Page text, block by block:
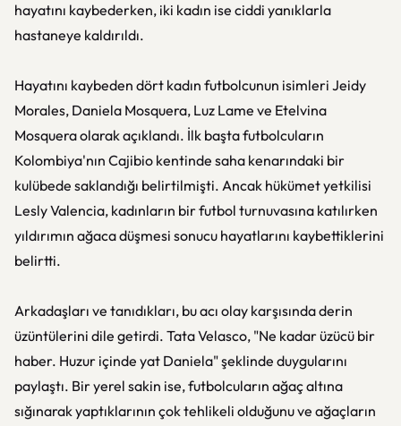
hayatını kaybederken, iki kadın ise ciddi yanıklarla
hastaneye kaldırıldı.
Hayatını kaybeden dört kadın futbolcunun isimleri Jeidy
Morales, Daniela Mosquera, Luz Lame ve Etelvina
Mosquera olarak açıklandı. İlk başta futbolcuların
Kolombiya'nın Cajibio kentinde saha kenarındaki bir
kulübede saklandığı belirtilmişti. Ancak hükümet yetkilisi
Lesly Valencia, kadınların bir futbol turnuvasına katılırken
yıldırımın ağaca düşmesi sonucu hayatlarını kaybettiklerini
belirtti.
Arkadaşları ve tanıdıkları, bu acı olay karşısında derin
üzüntülerini dile getirdi. Tata Velasco, "Ne kadar üzücü bir
haber. Huzur içinde yat Daniela" şeklinde duygularını
paylaştı. Bir yerel sakin ise, futbolcuların ağaç altına
sığınarak yaptıklarının çok tehlikeli olduğunu ve ağaçların